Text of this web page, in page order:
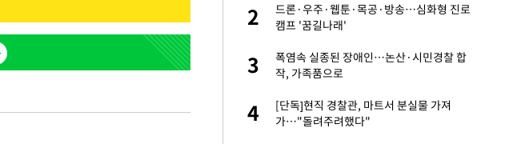
2
국 축구 '5승 2무'
3
SK하이닉스, 주당 375원 분기배당 결정…3
분기 중 추가 주주환원 발표
4
2
드론·우주·웹툰·목공·방송…심화형 진로
캠프 '꿈길나래'
3
폭염속 실종된 장애인…논산·시민경찰 합
작, 가족품으로
4
[단독]현직 경찰관, 마트서 분실물 가져
가…"돌려주려했다"